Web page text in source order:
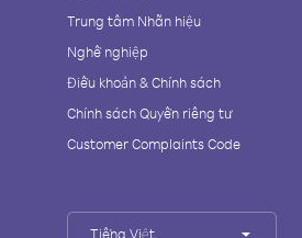
Trung tâm Nhãn hiệu
Nghề nghiệp
Điều khoản & Chính sách
Chính sách Quyền riêng tư
Customer Complaints Code
Tiếng Việt